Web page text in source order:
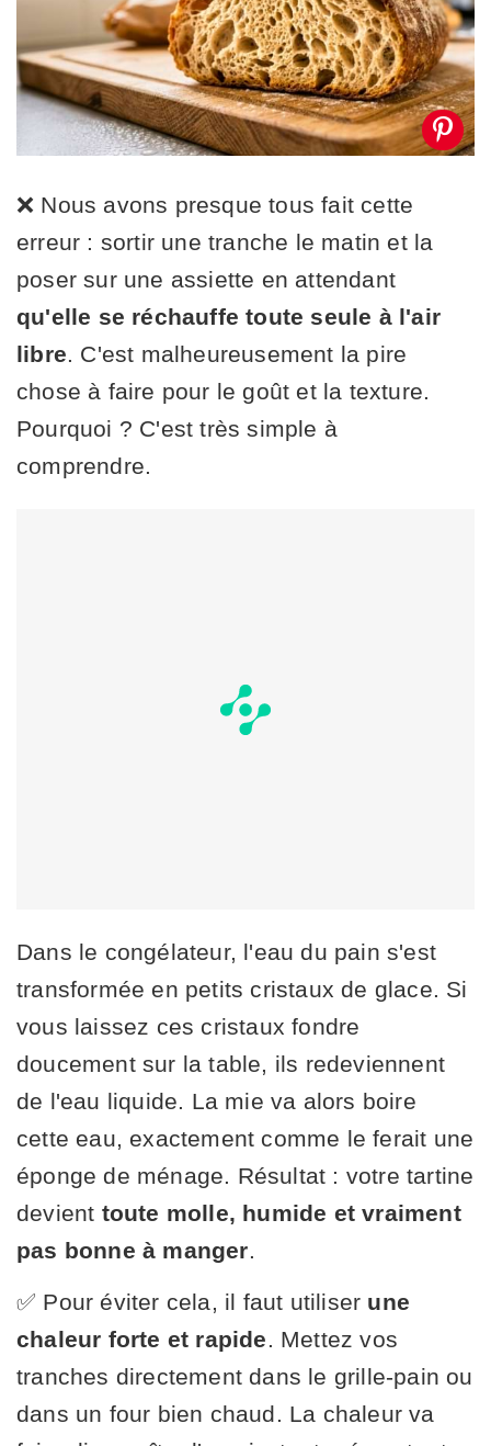
❌ Nous avons presque tous fait cette
erreur : sortir une tranche le matin et la
poser sur une assiette en attendant
qu'elle se réchauffe toute seule à l'air
libre. C'est malheureusement la pire
chose à faire pour le goût et la texture.
Pourquoi ? C'est très simple à
comprendre.
Dans le congélateur, l'eau du pain s'est
transformée en petits cristaux de glace. Si
vous laissez ces cristaux fondre
doucement sur la table, ils redeviennent
de l'eau liquide. La mie va alors boire
cette eau, exactement comme le ferait une
éponge de ménage. Résultat : votre tartine
devient toute molle, humide et vraiment
pas bonne à manger.
✅ Pour éviter cela, il faut utiliser une
chaleur forte et rapide. Mettez vos
tranches directement dans le grille-pain ou
dans un four bien chaud. La chaleur va